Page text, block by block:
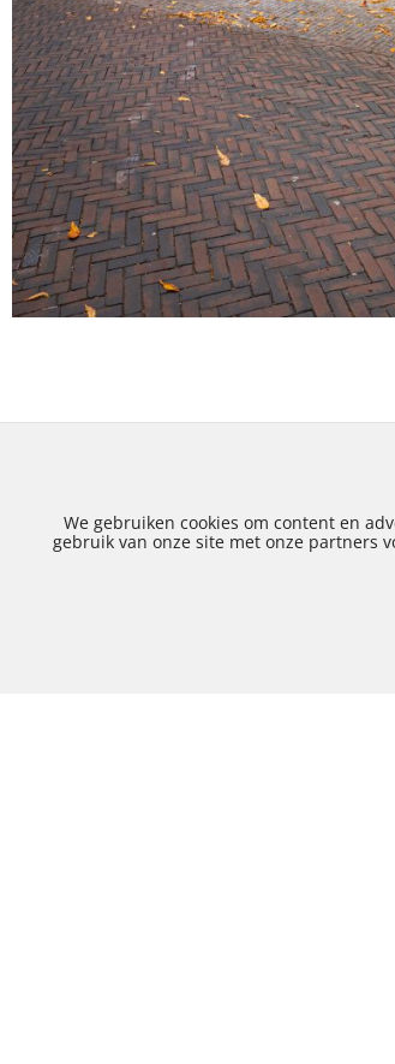
We gebruiken cookies om content en
gebruik van onze site met onze partners